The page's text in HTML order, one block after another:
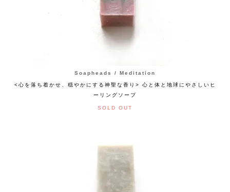
Soapheads / Meditation
<心を落ち着かせ、穏やかにする神聖な香り> 心と体と地球にやさしいヒ
ーリングソープ
SOLD OUT